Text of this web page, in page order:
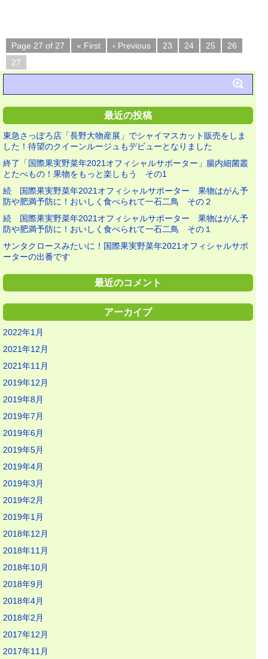
Page 27 of 27 « First ‹ Previous 23 24 25
26
27
最近の投稿
東急さっぽろ店「長野大物産展」でシャイマスカット販売をしま
した！待望のクイーンルージュもデビューとなりました
終了「国際果実野菜年2021オフィシャルサポーター」腸内細菌叢
とたべもの！果物をもっと楽しもう その1
続 国際果実野菜年2021オフィシャルサポーター 果物はがん予
防や肥満予防に！おいしく食べられて一石二鳥 その２
続 国際果実野菜年2021オフィシャルサポーター 果物はがん予
防や肥満予防に！おいしく食べられて一石二鳥 その１
サンタクロースみたいに！国際果実野菜年2021オフィシャルサポ
ーターの出番です
最近のコメント
アーカイブ
2022年1月
2021年12月
2021年11月
2019年12月
2019年8月
2019年7月
2019年6月
2019年5月
2019年4月
2019年3月
2019年2月
2019年1月
2018年12月
2018年11月
2018年10月
2018年9月
2018年4月
2018年2月
2017年12月
2017年11月